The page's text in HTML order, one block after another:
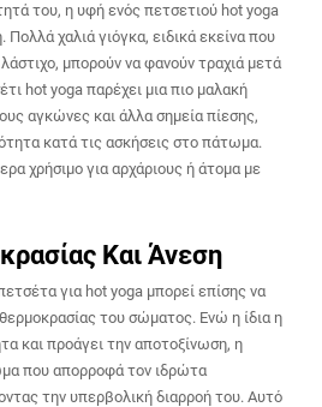
του, η υφή ενός πετσετιού hot yoga
χαλιά γιόγκα, ειδικά εκείνα που
μπορούν να φανούν τραχιά μετά
hot yoga παρέχει μια πιο μαλακή
αγκώνες και άλλα σημεία πίεσης,
κατά τις ασκήσεις στο πάτωμα.
χρήσιμο για αρχάριους ή άτομα με
Και Άνεση
για hot yoga μπορεί επίσης να
του σώματος. Ενώ η ίδια η
και προάγει την αποτοξίνωση, η
που απορροφά τον ιδρώτα
την υπερβολική διαρροή του. Αυτό